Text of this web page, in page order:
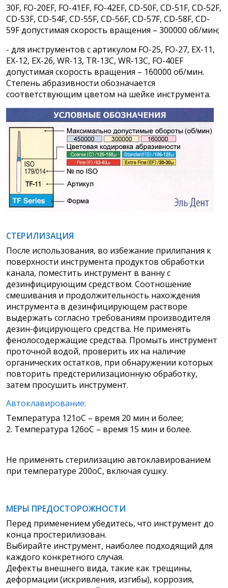
30F, FO-20EF, FO-41EF, FO-42EF, CD-50F, CD-51F, CD-52F,
CD-53F, CD-54F, CD-55F, CD-56F, CD-57F, CD-58F, CD-
59F допустимая скорость вращения – 300000 об/мин;
- для инструментов с артикулом FO-25, FO-27, EX-11,
EX-12, EX-26, WR-13, TR-13C, WR-13C, FO-40EF
допустимая скорость вращения – 160000 об/мин.
Степень абразивности обозначается
соответствующим цветом на шейке инструмента.
СТЕРИЛИЗАЦИЯ
После использования, во избежание прилипания к
поверхности инструмента продуктов обработки
канала, поместить инструмент в ванну с
дезинфицирующим средством. Соотношение
смешивания и продолжительность нахождения
инструмента в дезинфицирующем растворе
выдержать согласно требованиям производителя
дезин-фицирующего средства. Не применять
фенолосодержащие средства. Промыть инструмент
проточной водой, проверить их на наличие
органических остатков, при обнаружении которых
повторить предстерилизационную обработку,
затем просушить инструмент.
Автоклавирование:
Температура 121оС – время 20 мин и более;
2. Температура 126оС – время 15 мин и более.
Не применять стерилизацию автоклавированием
при температуре 200оС, включая сушку.
МЕРЫ ПРЕДОСТОРОЖНОСТИ
Перед применением убедитесь, что инструмент до
конца простерилизован.
Выбирайте инструмент, наиболее подходящий для
каждого конкретного случая.
Дефекты внешнего вида, такие как трещины,
деформации (искривления, изгибы), коррозия,